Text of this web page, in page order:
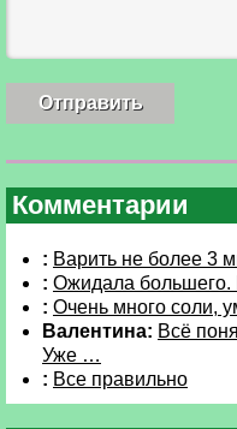
Комментарии
: Варить не более 3
: Ожидала большего.
: Очень много соли,
Валентина: Всё
Уже …
: Все правильно